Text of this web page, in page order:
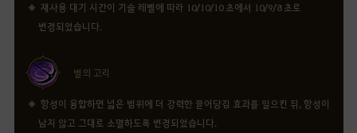
재사용 대기 시간이 기술 레벨에 따라 10/10/10 초에서 10/9/8 초로
변경되었습니다.
별의 고리
항성이 융합하면 넓은 범위에 더 강력한 끌어당김 효과를 일으킨 뒤, 항성이
남지 않고 그대로 소멸하도록 변경되었습니다.